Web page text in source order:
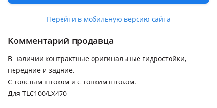
Перейти в мобильную версию сайта
поколение (UZJ100)
Комментарий продавца
В наличии контрактные оригинальные гидростойки,
передние и задние.
С толстым штоком и с тонким штоком.
Для TLC100/LX470